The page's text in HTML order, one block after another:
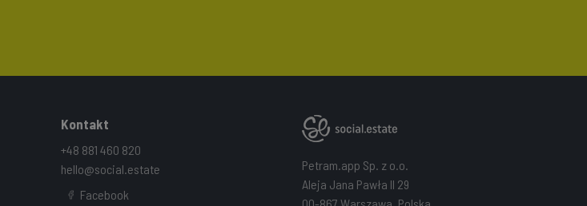
Kontakt
+48 881 460 820
hello@social.estate
Facebook
Petram.app Sp. z o.o.
Aleja Jana Pawła II 29